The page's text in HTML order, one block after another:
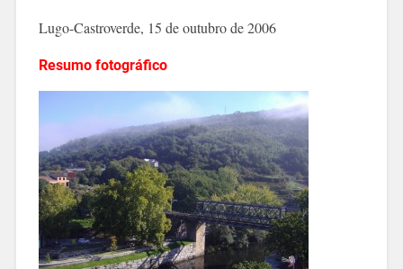
Lugo-Castroverde, 15 de outubro de 2006
Resumo fotográfico